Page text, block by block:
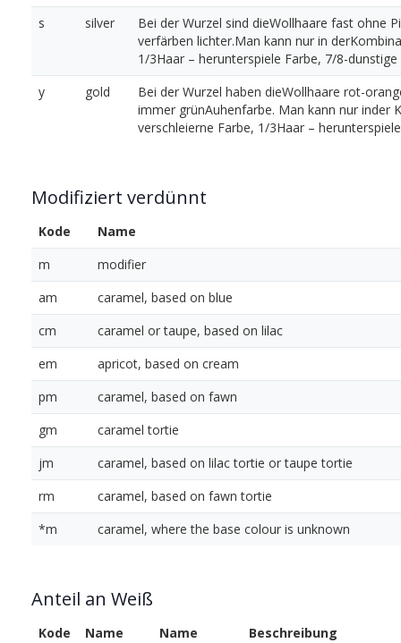
s
silver
Bei der Wurzel sind dieWollhaare fast ohne
verfärben lichter.Man kann nur in
1/3Haar – herunterspiele Farbe, 7/8-
y
gold
Bei der Wurzel haben dieWollhaare rot-
immer grünAuhenfarbe. Man kann nur inder
verschleierne Farbe, 1/3Haar –
Modifiziert verdünnt
Kode
Name
m
modifier
am
caramel, based on blue
cm
caramel or taupe, based on lilac
em
apricot, based on cream
pm
caramel, based on fawn
gm
caramel tortie
jm
caramel, based on lilac tortie or taupe tortie
rm
caramel, based on fawn tortie
*m
caramel, where the base colour is unknown
Anteil an Weiß
Kode Name Name
Beschreibung